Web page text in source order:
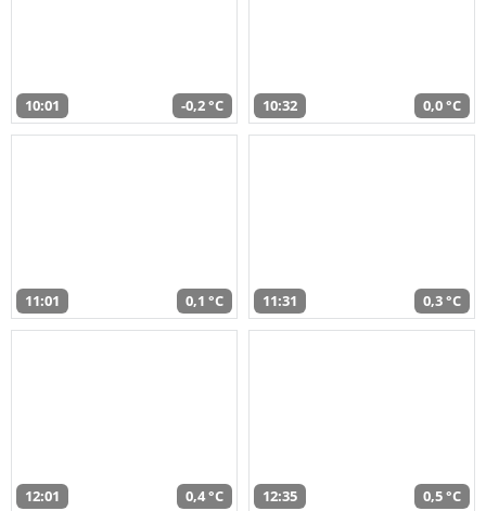
10:01 -0,2 °C 10:32 0,0 °C
11:01 0,1 °C 11:31 0,3 °C
12:01 0,4 °C 12:35 0,5 °C